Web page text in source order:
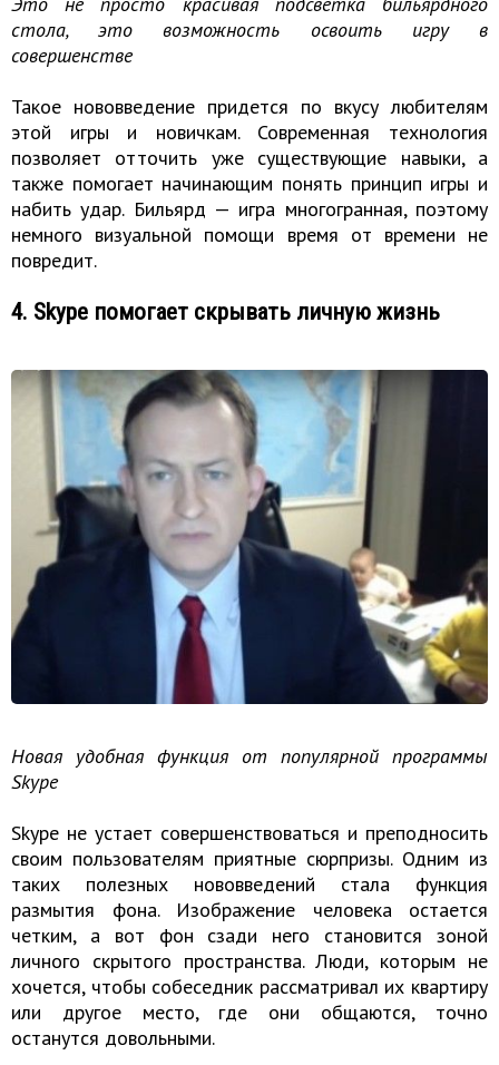
стола, это возможность освоить игру в
совершенстве
Такое нововведение придется по вкусу любителям
этой игры и новичкам. Современная технология
позволяет отточить уже существующие навыки, а
также помогает начинающим понять принцип игры и
набить удар. Бильярд — игра многогранная, поэтому
немного визуальной помощи время от времени не
повредит.
4. Skype помогает скрывать личную жизнь
Новая удобная функция от популярной программы
Skype
Skype не устает совершенствоваться и преподносить
своим пользователям приятные сюрпризы. Одним из
таких полезных нововведений стала функция
размытия фона. Изображение человека остается
четким, а вот фон сзади него становится зоной
личного скрытого пространства. Люди, которым не
хочется, чтобы собеседник рассматривал их квартиру
или другое место, где они общаются, точно
останутся довольными.